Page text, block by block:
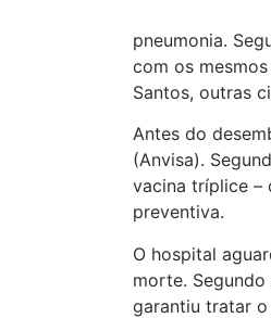
pneumonia.
com os
Santos, outras
Antes do
(Anvisa).
vacina tríplice –
preventiva.
O hospital
morte.
garantiu tratar o